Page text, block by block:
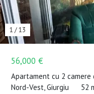
56,000 €
Apartament cu 2 camere
Nord-Vest, Giurgiu
52
1 /13